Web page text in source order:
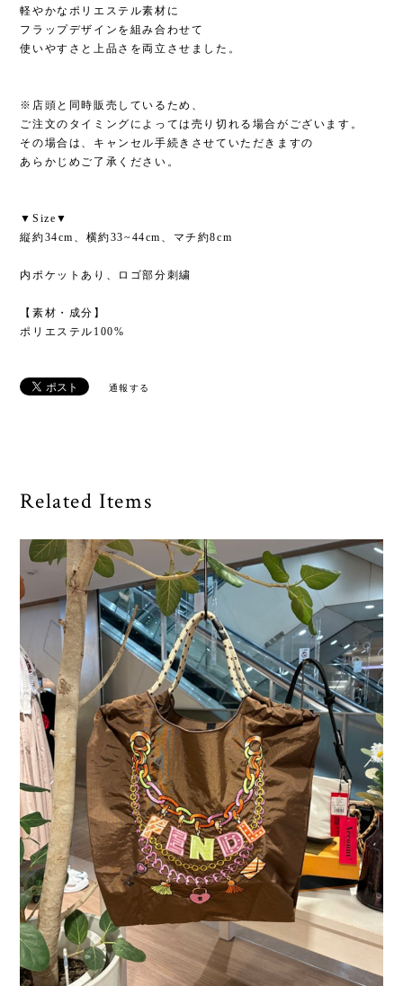
軽やかなポリエステル素材に
フラップデザインを組み合わせて
使いやすさと上品さを両立させました。
※店頭と同時販売しているため、
ご注文のタイミングによっては売り切れる場合がございます。
その場合は、キャンセル手続きさせていただきますの
あらかじめご了承ください。
▼Size▼
縦約34cm、横約33~44cm、マチ約8cm
内ポケットあり、ロゴ部分刺繍
【素材・成分】
ポリエステル100%
通報する
Related Items